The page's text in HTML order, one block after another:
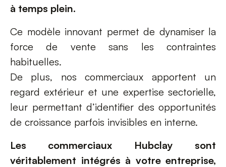
à temps plein.
Ce modèle innovant permet de dynamiser la
force de vente sans les contraintes
habituelles.
De plus, nos commerciaux apportent un
regard extérieur et une expertise sectorielle,
leur permettant d’identifier des opportunités
de croissance parfois invisibles en interne.
Les commerciaux Hubclay sont
véritablement intégrés à votre entreprise,